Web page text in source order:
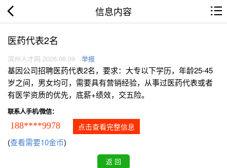
信息内容
医药代表2名
滨州人才网 2026.08.09 举报
基因公司招聘医药代表2名，要求：大专以下学历，年龄25-45
岁之间，男女均可，需要具有营销经验，从事过医药代表或者
有医学资质的优先，底薪+绩效，交五险。
联系人手机/微信：
188****9978 点击查看完整信息
(查看需要10金币)